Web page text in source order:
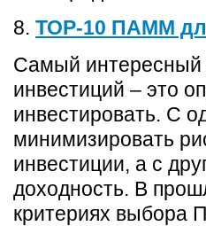
8. ТОР-10 ПАММ
Cамый интересный
инвестиций – это
инвестировать. С
минимизировать
инвестиции, а с
доходность. В
критериях выбора